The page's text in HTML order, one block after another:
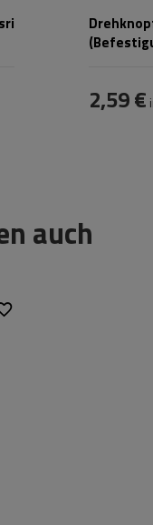
2,59 €
auch